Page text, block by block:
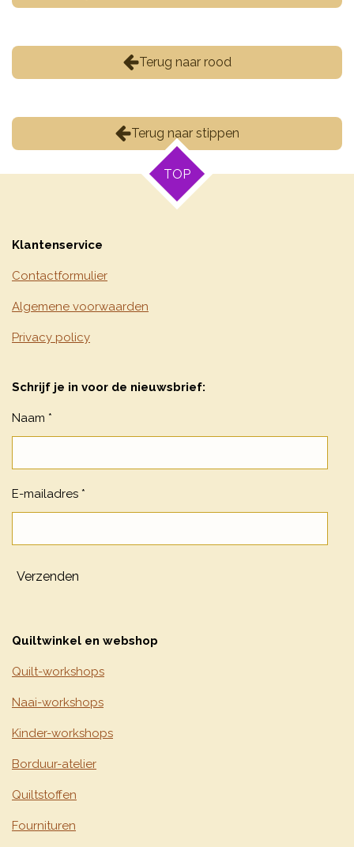
Terug naar rood
Terug naar stippen
TOP
Klantenservice
Contactformulier
Algemene voorwaarden
Privacy policy
Schrijf je in voor de nieuwsbrief:
Naam *
E-mailadres *
Verzenden
Quiltwinkel en webshop
Quilt-workshops
Naai-workshops
Kinder-workshops
Borduur-atelier
Quiltstoffen
Fournituren